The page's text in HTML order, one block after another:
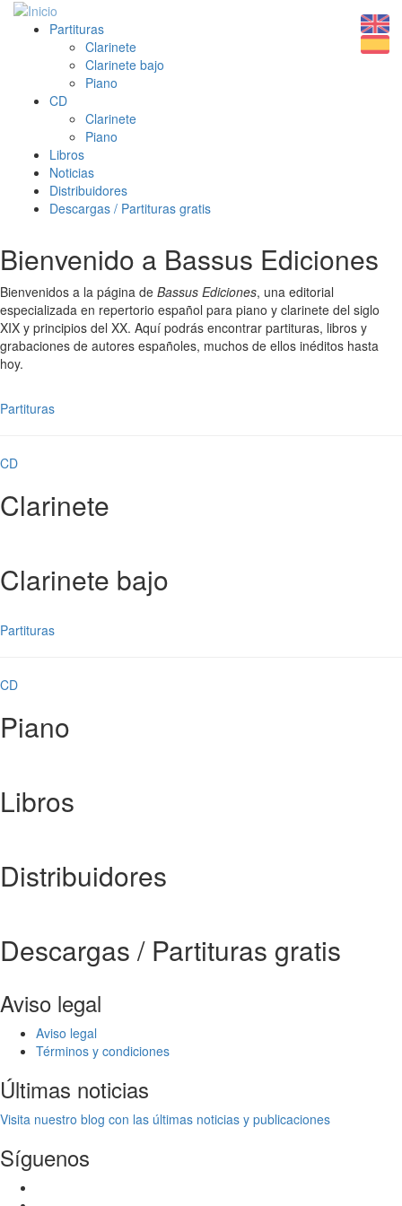
Partituras
Clarinete
Clarinete bajo
Piano
CD
Clarinete
Piano
Libros
Noticias
Distribuidores
Descargas / Partituras gratis
Bienvenido a Bassus Ediciones
Bienvenidos a la página de Bassus Ediciones, una editorial
especializada en repertorio español para piano y clarinete del siglo
XIX y principios del XX. Aquí podrás encontrar partituras, libros y
grabaciones de autores españoles, muchos de ellos inéditos hasta
hoy.
Partituras
CD
Clarinete
Clarinete bajo
Partituras
CD
Piano
Libros
Distribuidores
Descargas / Partituras gratis
Aviso legal
Aviso legal
Términos y condiciones
Últimas noticias
Visita nuestro blog con las últimas noticias y publicaciones
Síguenos